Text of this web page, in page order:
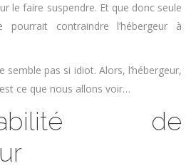
le faire suspendre. Et que donc seule
contraindre l’hébergeur à
semble pas si idiot. Alors, l’hébergeur,
ce que nous allons voir…
de